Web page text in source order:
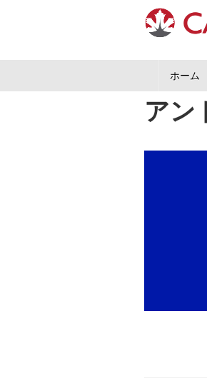
ホーム
アン